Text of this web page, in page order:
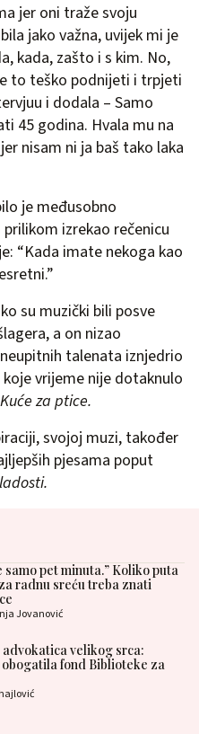
jer oni traže svoju
jako važna, uvijek mi je
kada, zašto i s kim. No,
to teško podnijeti i trpjeti
i dodala – Samo
45 godina. Hvala mu na
nisam ni ja baš tako laka
je međusobno
izrekao rečenicu
“Kada imate nekoga kao
su muzički bili posve
a on nizao
talenata iznjedrio
koje vrijeme nije dotaknulo
Kuće za ptice.
svojoj muzi, također
pjesama poput
samo pet minuta.” Koliko puta
radnu sreću treba znati
Jovanović
velikog srca:
fond Biblioteke za